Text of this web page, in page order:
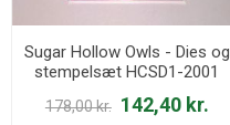
Sugar Hollow Owls - Dies og
stempelsæt HCSD1-2001
178,00 kr. 142,40 kr.